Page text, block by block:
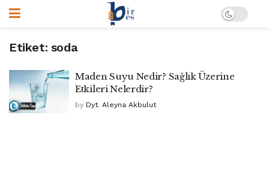
Etiket: soda
Maden Suyu Nedir? Sağlık Üzerine
Etkileri Nelerdir?
by Dyt. Aleyna Akbulut